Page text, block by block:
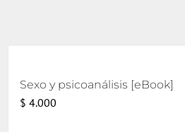
Sexo y psicoanálisis [eBook]
$ 4.000